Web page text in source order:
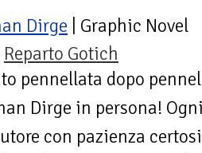
Dirge | Graphic Novel
Reparto Gotich
pennellata dopo
Dirge in persona!
con pazienza